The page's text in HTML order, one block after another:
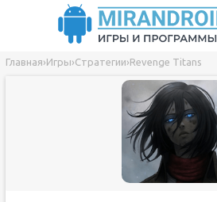
Главная›Игры›Стратегии›Revenge Titans